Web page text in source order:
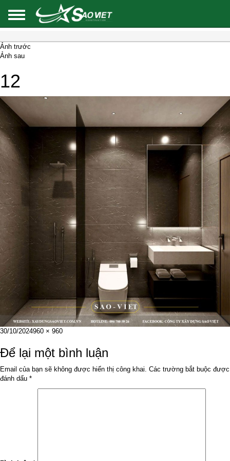
Ảnh trước
Ảnh sau
12
Đăng
ngày
30/10/2024Kích
đầy
đủ
960 × 960
Để lại một bình luận
Email của bạn sẽ không được hiển thị công khai. Các trường bắt buộc được
đánh dấu *